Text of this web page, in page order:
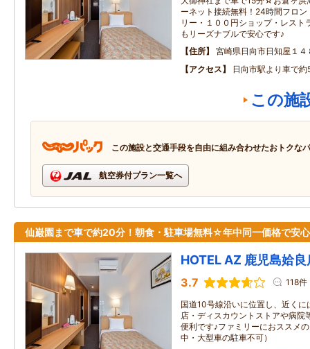
ーネット接続無料！24時間フロ
リー・１００円ショップ・レスト
もリーズナブルで安心です♪
住所
宮崎県日向市日知屋１４
アクセス
日向市駅より車で約
この施
この施設と交通手段を自由に組み合わせたおトクな
航空券付プラン一覧へ
仙巌園まで車で約20分！朝食・駐車場無料☆年中同一価格で安
HOTEL AZ 鹿児島姶良
3.7 118件
国道10号線沿いに位置し、近く
店・ディスカウントストアや病院
便利です♪ファミリーにおススメ
中・大型車の駐車不可）